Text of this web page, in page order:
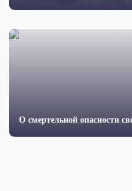
О смертельной опасности